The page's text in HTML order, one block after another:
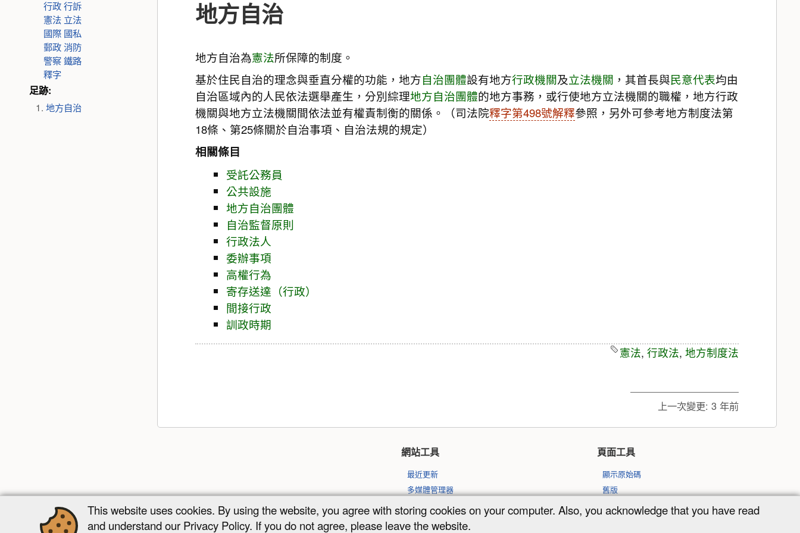
行政行訴
憲法 立法
國際 國私
郵政消防
警察鐵路
釋字
足跡:
地方自治
地方自治
地方自治為憲法所保障的制度。
基於住民自治的理念與垂直分權的功能，地方自治團體設有地方行政機關及立法機關 ，其首長與民意代表均由
自治區域內的人民依法選舉產生，分別綜理地方自治團體的地方事務，或行使地方立法機關的職權，地方行政
機關與地方立法機關間依法並有權責制衡的關係。（司法院釋字第498號解釋參照，另外可參考地方制度法第
18條、第25條關於自治事項、自治法規的規定）
相關條目
受託公務員
公共設施
地方自治團體
自治監督原則
行政法人
委辦事項
高權行為
寄存送達（行政）
間接行政
訓政時期
憲法, 行政法, 地方制度法
上一次變更: 3 年前
網站工具
最近更新
多媒體管理器
網站地圖
頁面工具
顯示原始碼
舊版
反向連結
This website uses cookies. By using the website, you agree with storing cookies on your computer. Also, you acknowledge that you have read
and understand our Privacy Policy. If you do not agree, please leave the website.